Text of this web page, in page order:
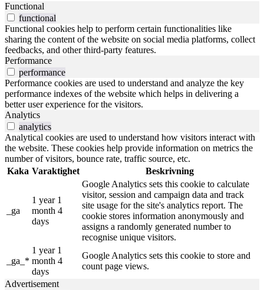
Functional
functional
Functional cookies help to perform certain functionalities like
sharing the content of the website on social media platforms, collect
feedbacks, and other third-party features.
Performance
performance
Performance cookies are used to understand and analyze the key
performance indexes of the website which helps in delivering a
better user experience for the visitors.
Analytics
analytics
Analytical cookies are used to understand how visitors interact with
the website. These cookies help provide information on metrics the
number of visitors, bounce rate, traffic source, etc.
Kaka Varaktighet Beskrivning
_ga
1 year 1
month 4
days
Google Analytics sets this cookie to calculate
visitor, session and campaign data and track
site usage for the site's analytics report. The
cookie stores information anonymously and
assigns a randomly generated number to
recognise unique visitors.
_ga_*
1 year 1
month 4
days
Google Analytics sets this cookie to store and
count page views.
Advertisement